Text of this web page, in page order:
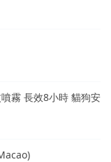
霧 長效8小時 貓狗安